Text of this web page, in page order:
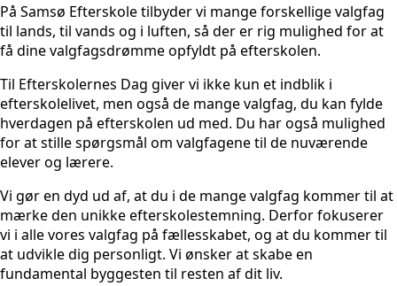
På Samsø Efterskole tilbyder vi mange forskellige valgfag
til lands, til vands og i luften, så der er rig mulighed for at
få dine valgfagsdrømme opfyldt på efterskolen.
Til Efterskolernes Dag giver vi ikke kun et indblik i
efterskolelivet, men også de mange valgfag, du kan fylde
hverdagen på efterskolen ud med. Du har også mulighed
for at stille spørgsmål om valgfagene til de nuværende
elever og lærere.
Vi gør en dyd ud af, at du i de mange valgfag kommer til at
mærke den unikke efterskolestemning. Derfor fokuserer
vi i alle vores valgfag på fællesskabet, og at du kommer til
at udvikle dig personligt. Vi ønsker at skabe en
fundamental byggesten til resten af dit liv.